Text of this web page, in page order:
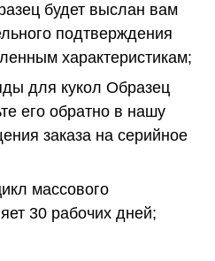
будет выслан вам
подтверждения
характеристикам;
для кукол Образец
его обратно в нашу
заказа на серийное
массового
30 рабочих дней;